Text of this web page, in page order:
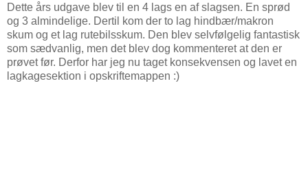
Dette års udgave blev til en 4 lags en af slagsen. En sprød
og 3 almindelige. Dertil kom der to lag hindbær/makron
skum og et lag rutebilsskum. Den blev selvfølgelig fantastisk
som sædvanlig, men det blev dog kommenteret at den er
prøvet før. Derfor har jeg nu taget konsekvensen og lavet en
lagkagesektion i opskriftemappen :)